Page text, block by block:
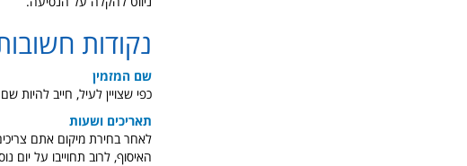
נקודות
שם המזמין
כפי שצויין לעיל, חייב
תאריכים ושעות
לאחר בחירת מיקום אתם
האיסוף, לרוב תחוייבו על יום